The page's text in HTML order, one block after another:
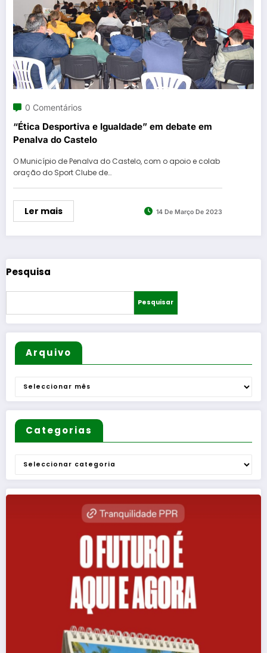
0 Comentários
“Ética Desportiva e Igualdade” em debate em
Penalva do Castelo
O Município de Penalva do Castelo, com o apoio e colab
oração do Sport Clube de…
Ler mais 14 De Março De 2023
Pesquisa
Pesquisar
Arquivo
Arquivo
Categorias
Categorias